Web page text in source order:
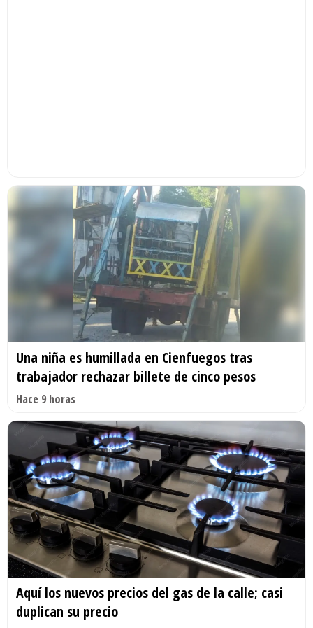
Una niña es humillada en Cienfuegos tras
trabajador rechazar billete de cinco pesos
Hace 9 horas
Aquí los nuevos precios del gas de la calle; casi
duplican su precio